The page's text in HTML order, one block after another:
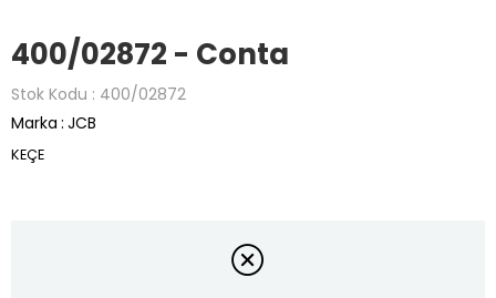
400/02872 - Conta
Stok Kodu
400/02872
Marka : JCB
KEÇE